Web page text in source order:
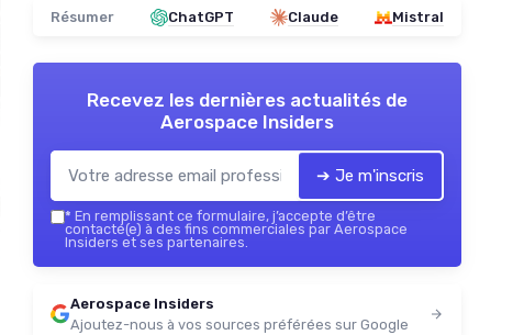
Résumer ChatGPT Claude Mistral
Recevez les dernières actualités de
Aerospace Insiders
➔ Je m'inscris
* En remplissant ce formulaire, j’accepte d’être
contacté(e) à des fins commerciales par Aerospace
Insiders et ses partenaires.
Aerospace Insiders
Ajoutez-nous à vos sources préférées sur Google